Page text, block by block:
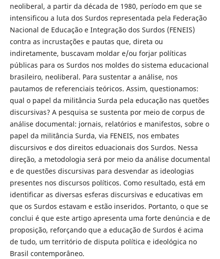
neoliberal, a partir da década de 1980, período em que se
intensificou a luta dos Surdos representada pela Federação
Nacional de Educação e Integração dos Surdos (FENEIS)
contra as incrustações e pautas que, direta ou
indiretamente, buscavam moldar e/ou forjar políticas
públicas para os Surdos nos moldes do sistema educacional
brasileiro, neoliberal. Para sustentar a análise, nos
pautamos de referenciais teóricos. Assim, questionamos:
qual o papel da militância Surda pela educação nas quetões
discursivas? A pesquisa se sustenta por meio de corpus de
análise documental: jornais, relatórios e manifestos, sobre o
papel da militância Surda, via FENEIS, nos embates
discursivos e dos direitos eduacionais dos Surdos. Nessa
direção, a metodologia será por meio da análise documental
e de questões discursivas para desvendar as ideologias
presentes nos discursos políticos. Como resultado, está em
identificar as diversas esferas discursivas e educativas em
que os Surdos estavam e estão inseridos. Portanto, o que se
conclui é que este artigo apresenta uma forte denúncia e de
proposição, reforçando que a educação de Surdos é acima
de tudo, um território de disputa política e ideológica no
Brasil contemporâneo.